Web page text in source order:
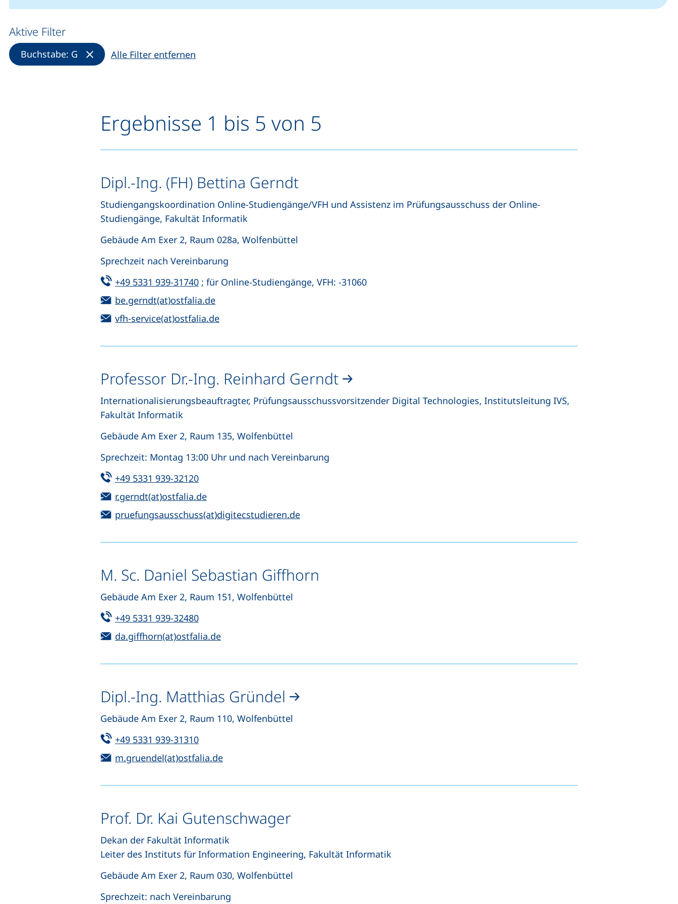
Aktive Filter
Buchstabe: G (Filter entfernen)
Alle Filter entfernen
Ergebnisse 1 bis 5 von 5
Dipl.-Ing. (FH) Bettina Gerndt
Studiengangskoordination Online-Studiengänge/VFH und Assistenz im Prüfungsausschuss der Online-
Studiengänge, Fakultät Informatik
Gebäude Am Exer 2, Raum 028a, Wolfenbüttel
Sprechzeit nach Vereinbarung
Tel:
+49 5331 939-31740(startet einen Telefonanruf, wenn Ihr Gerät dies zulässt)
; für Online-Studiengänge, VFH: -31060
E-Mail:
be.gerndt(at)ostfalia.de(öffnet Ihr E-Mail-Programm)
E-Mail:
vfh-service(at)ostfalia.de(öffnet Ihr E-Mail-Programm)
Professor Dr.-Ing. Reinhard Gerndt
Internationalisierungsbeauftragter, Prüfungsausschussvorsitzender Digital Technologies, Institutsleitung IVS,
Fakultät Informatik
Gebäude Am Exer 2, Raum 135, Wolfenbüttel
Sprechzeit: Montag 13:00 Uhr und nach Vereinbarung
Tel:
+49 5331 939-32120(startet einen Telefonanruf, wenn Ihr Gerät dies zulässt)
E-Mail:
r.gerndt(at)ostfalia.de(öffnet Ihr E-Mail-Programm)
E-Mail:
pruefungsausschuss(at)digitecstudieren.de(öffnet Ihr E-Mail-Programm)
M. Sc. Daniel Sebastian Giffhorn
Gebäude Am Exer 2, Raum 151, Wolfenbüttel
Tel:
+49 5331 939-32480(startet einen Telefonanruf, wenn Ihr Gerät dies zulässt)
E-Mail:
da.giffhorn(at)ostfalia.de(öffnet Ihr E-Mail-Programm)
Dipl.-Ing. Matthias Gründel
Gebäude Am Exer 2, Raum 110, Wolfenbüttel
Tel:
+49 5331 939-31310(startet einen Telefonanruf, wenn Ihr Gerät dies zulässt)
E-Mail:
m.gruendel(at)ostfalia.de(öffnet Ihr E-Mail-Programm)
Prof. Dr. Kai Gutenschwager
Dekan der Fakultät Informatik
Leiter des Instituts für Information Engineering, Fakultät Informatik
Gebäude Am Exer 2, Raum 030, Wolfenbüttel
Sprechzeit: nach Vereinbarung